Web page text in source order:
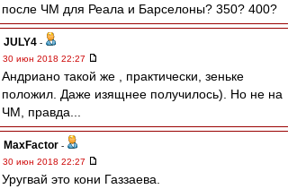
после ЧМ для Реала и Барселоны? 350? 400?
JULY4 -
30 июн 2018 22:27
Андриано такой же , практически, зеньке
положил. Даже изящнее получилось). Но не на
ЧМ, правда...
MaxFactor -
30 июн 2018 22:27
Уругвай это кони Газзаева.